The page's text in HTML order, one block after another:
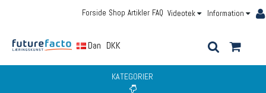
Information
Videotek
FAQ
Artikler
Shop
Forside
DanskDKK
KATEGORIER